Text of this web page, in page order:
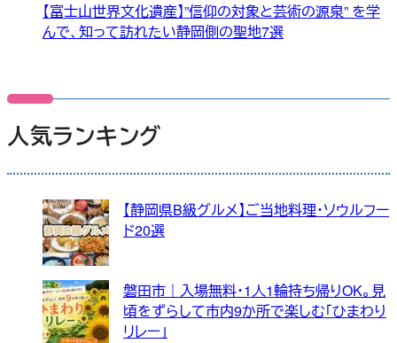
【富士山世界文化遺産】”信仰の対象と芸術の源泉” を学
んで、知って訪れたい静岡側の聖地7選
人気ランキング
【静岡県B級グルメ】ご当地料理・ソウルフー
ド20選
磐田市｜入場無料・1人1輪持ち帰りOK。見
頃をずらして市内9か所で楽しむ「ひまわり
リレー」